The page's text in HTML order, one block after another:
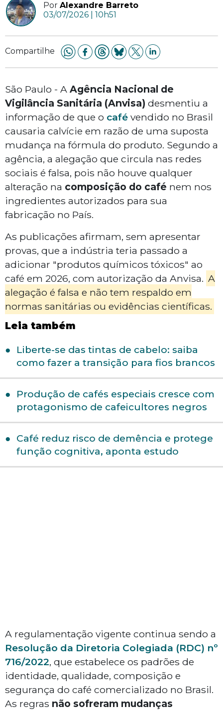
Por Alexandre Barreto
03/07/2026 | 10h51
Compartilhe
São Paulo - A Agência Nacional de
Vigilância Sanitária (Anvisa) desmentiu a
informação de que o café vendido no Brasil
causaria calvície em razão de uma suposta
mudança na fórmula do produto. Segundo a
agência, a alegação que circula nas redes
sociais é falsa, pois não houve qualquer
alteração na composição do café nem nos
ingredientes autorizados para sua
fabricação no País.
As publicações afirmam, sem apresentar
provas, que a indústria teria passado a
adicionar "produtos químicos tóxicos" ao
café em 2026, com autorização da Anvisa. A
alegação é falsa e não tem respaldo em
normas sanitárias ou evidências científicas.
Leia também
Liberte-se das tintas de cabelo: saiba
como fazer a transição para fios brancos
Produção de cafés especiais cresce com
protagonismo de cafeicultores negros
Café reduz risco de demência e protege
função cognitiva, aponta estudo
A regulamentação vigente continua sendo a
Resolução da Diretoria Colegiada (RDC) nº
716/2022, que estabelece os padrões de
identidade, qualidade, composição e
segurança do café comercializado no Brasil.
As regras não sofreram mudanças